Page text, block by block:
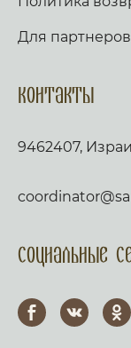
Для партнеров
Контакты
9462407,
Социальные